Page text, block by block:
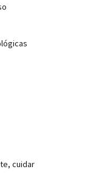
cuidar